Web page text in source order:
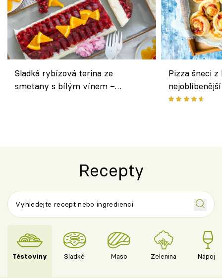
Sladká rybízová terina ze
smetany s bílým vínem –
Pizza šneci
Recepty
Těstoviny Sladké Maso Zelenina Nápoje